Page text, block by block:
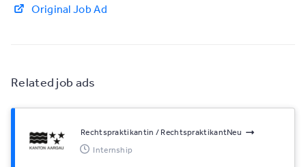
Related job ads
Rechtspraktikantin / RechtspraktikantNeu
Internship
Original Job Ad